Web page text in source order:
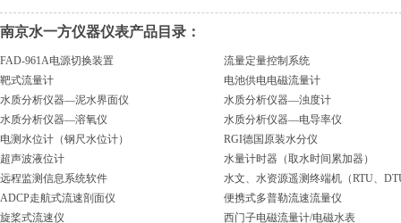
南京水一方仪器仪表产品目录：
FAD-961A电源切换装置
流量定量控制系统
靶式流量计
电池供电电磁流量计
水质分析仪器—泥水界面仪
水质分析仪器—浊度计
水质分析仪器—溶氧仪
水质分析仪器—电导率仪
电测水位计（钢尺水位计）
RGI德国原装水分仪
超声波液位计
水量计时器（取水时间累加器）
远程监测信息系统软件
水文、水资源遥测终端机（RTU、
ADCP走航式流速剖面仪
便携式多普勒流速流量仪
旋桨式流速仪
西门子电磁流量计/电磁水表